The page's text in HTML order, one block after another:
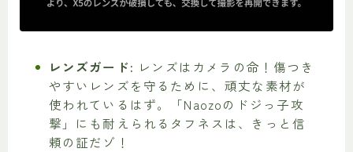
レンズガード: レンズはカメラの命！傷つき
やすいレンズを守るために、頑丈な素材が
使われているはず。「Naozoのドジっ子攻
撃」にも耐えられるタフネスは、きっと信
頼の証だゾ！